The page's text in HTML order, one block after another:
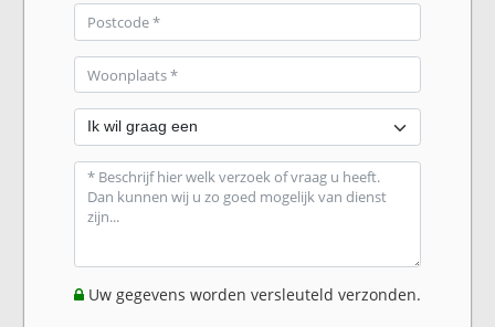
Uw gegevens worden versleuteld verzonden.